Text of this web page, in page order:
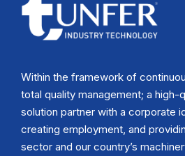
Within the framework of
total quality management; a high-
solution partner with a corporate
creating employment, and
sector and our country’s